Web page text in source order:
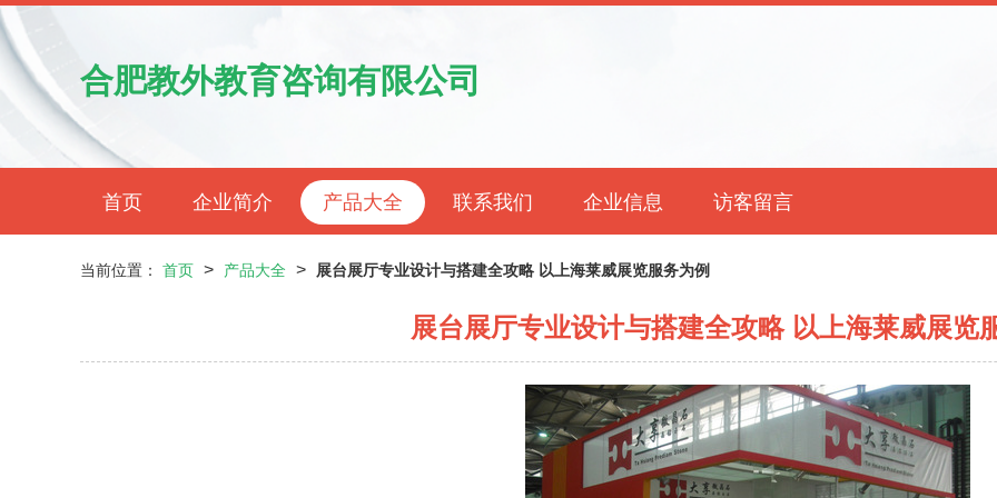
合肥教外教育咨询有限公司
首页 企业简介 产品大全 联系我们 企业信息 访客留言
当前位置： 首页 > 产品大全 > 展台展厅专业设计与搭建全攻略 以上海莱威展览服务为例
展台展厅专业设计与搭建全攻略 以上海莱威展览